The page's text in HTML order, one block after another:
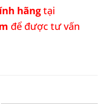
hãngtại
để được tư vấn